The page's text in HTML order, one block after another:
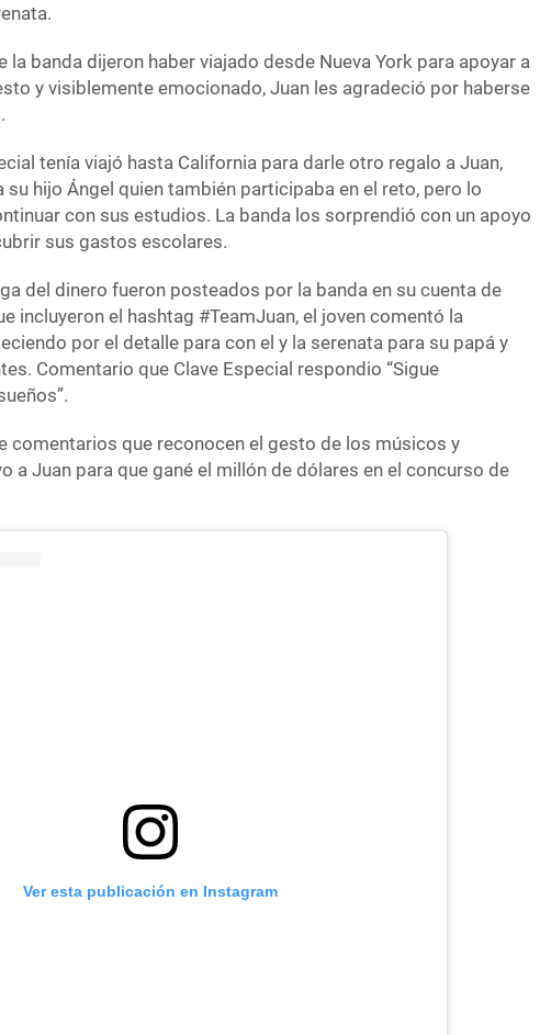
la banda dijeron haber viajado desde Nueva York para apoyar a
y visiblemente emocionado, Juan les agradeció por haberse
tenía viajó hasta California para darle otro regalo a Juan,
su hijo Ángel quien también participaba en el reto, pero lo
con sus estudios. La banda los sorprendió con un apoyo
sus gastos escolares.
del dinero fueron posteados por la banda en su cuenta de
incluyeron el hashtag #TeamJuan, el joven comentó la
por el detalle para con el y la serenata para su papá y
Comentario que Clave Especial respondio “Sigue
comentarios que reconocen el gesto de los músicos y
a Juan para que gané el millón de dólares en el concurso de
Ver esta publicación en Instagram